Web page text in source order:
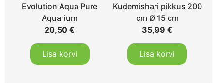
Evolution Aqua Pure
Aquarium
20,50€
Lisa korvi
Kudemishari pikkus 200
cm Ø 15 cm
35,99€
Lisa korvi